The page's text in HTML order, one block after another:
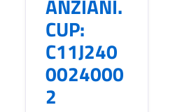
ANZIANI.
CUP:
C11J240
0024000
2